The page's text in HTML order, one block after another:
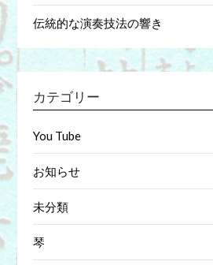
伝統的な演奏技法の響き
カテゴリー
You Tube
お知らせ
未分類
琴